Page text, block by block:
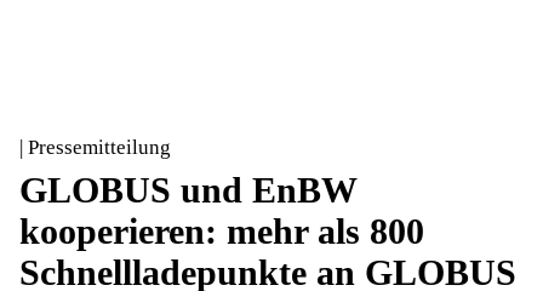
| Pressemitteilung
GLOBUS und EnBW
kooperieren: mehr als 800
Schnellladepunkte an GLOBUS